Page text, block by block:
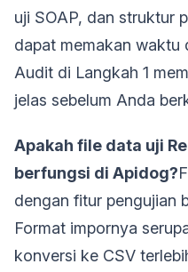
uji SOAP, dan struktur
dapat memakan waktu
Audit di Langkah 1
jelas sebelum Anda
Apakah file data uji
berfungsi di Apidog?
dengan fitur pengujian
Format impornya
konversi ke CSV